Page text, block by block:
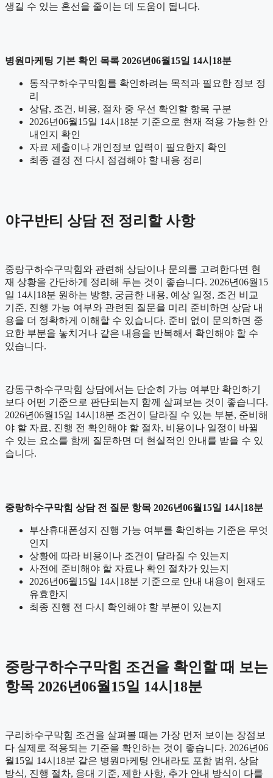
생길 수 있는 혼선을 줄이는 데 도움이 됩니다.
병원마케팅 기본 확인 목록 2026년06월15일 14시18분
동작구하수구막힘를 확인하려는 목적과 필요한 정보 정
리
상담, 조건, 비용, 절차 중 우선 확인할 항목 구분
2026년06월15일 14시18분 기준으로 현재 적용 가능한 안
내인지 확인
자료 제출이나 개인정보 입력이 필요한지 확인
최종 결정 전 다시 점검해야 할 내용 정리
야구반티 상담 전 정리할 사항
중랑구하수구막힘와 관련해 상담이나 문의를 고려한다면 현
재 상황을 간단하게 정리해 두는 것이 좋습니다. 2026년06월15
일 14시18분 원하는 방향, 궁금한 내용, 예상 일정, 조건 비교
기준, 진행 가능 여부와 관련된 질문을 미리 준비하면 상담 내
용을 더 정확하게 이해할 수 있습니다. 준비 없이 문의하면 중
요한 부분을 놓치거나 같은 내용을 반복해서 확인해야 할 수
있습니다.
강동구하수구막힘 상담에서는 단순히 가능 여부만 확인하기
보다 어떤 기준으로 판단되는지 함께 살펴보는 것이 좋습니다.
2026년06월15일 14시18분 조건이 달라질 수 있는 부분, 준비해
야 할 자료, 진행 전 확인해야 할 절차, 비용이나 일정이 바뀔
수 있는 요소를 함께 질문하면 더 현실적인 안내를 받을 수 있
습니다.
중랑하수구막힘 상담 전 질문 항목 2026년06월15일 14시18분
부산휴대폰성지 진행 가능 여부를 확인하는 기준은 무엇
인지
상황에 따라 비용이나 조건이 달라질 수 있는지
사전에 준비해야 할 자료나 확인 절차가 있는지
2026년06월15일 14시18분 기준으로 안내 내용이 현재도
유효한지
최종 진행 전 다시 확인해야 할 부분이 있는지
중랑구하수구막힘 조건을 확인할 때 보는
항목 2026년06월15일 14시18분
구리하수구막힘 조건을 살펴볼 때는 가장 먼저 보이는 장점보
다 실제로 적용되는 기준을 확인하는 것이 좋습니다. 2026년06
월15일 14시18분 같은 병원마케팅 안내라도 포함 범위, 상담
방식, 진행 절차, 응대 기준, 제한 사항, 추가 안내 방식이 다를